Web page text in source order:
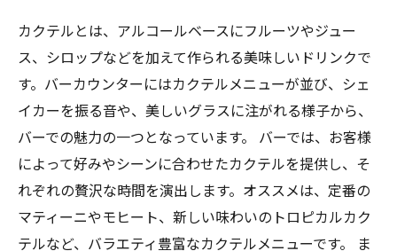
カクテルとは、アルコールベースにフルーツやジュー
ス、シロップなどを加えて作られる美味しいドリンクで
す。バーカウンターにはカクテルメニューが並び、シェ
イカーを振る音や、美しいグラスに注がれる様子から、
バーでの魅力の一つとなっています。 バーでは、お客様
によって好みやシーンに合わせたカクテルを提供し、そ
れぞれの贅沢な時間を演出します。オススメは、定番の
マティーニやモヒート、新しい味わいのトロピカルカク
テルなど、バラエティ豊富なカクテルメニューです。 ま